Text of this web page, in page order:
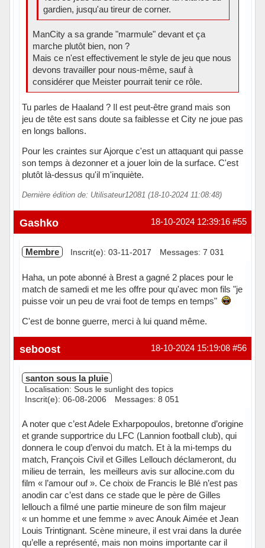
gardien, jusqu'au tireur de corner.
ManCity a sa grande "marmule" devant et ça
marche plutôt bien, non ?
Mais ce n'est effectivement le style de jeu que nous
devons travailler pour nous-même, sauf à
considérer que Meister pourrait tenir ce rôle.
Tu parles de Haaland ? Il est peut-être grand mais son
jeu de tête est sans doute sa faiblesse et City ne joue pas
en longs ballons.
Pour les craintes sur Ajorque c'est un attaquant qui passe
son temps à dezonner et a jouer loin de la surface. C'est
plutôt là-dessus qu'il m'inquiète.
Dernière édition de: Utilisateur12081 (18-10-2024 11:08:48)
#55
18-10-2024 12:39:16
Gashko
Membre Inscrit(e): 03-11-2017 Messages: 7 031
Haha, un pote abonné à Brest a gagné 2 places pour le
match de samedi et me les offre pour qu'avec mon fils "je
puisse voir un peu de vrai foot de temps en temps"
C'est de bonne guerre, merci à lui quand même.
En ligne #56
18-10-2024 15:19:08
seboost
santon sous la pluie
Localisation: Sous le sunlight des topics
Inscrit(e): 06-08-2006
Messages: 8 051
A noter que c’est Adele Exharpopoulos, bretonne d’origine
et grande supportrice du LFC (Lannion football club), qui
donnera le coup d’envoi du match. Et à la mi-temps du
match, François Civil et Gilles Lellouch déclameront, du
milieu de terrain, les meilleurs avis sur allocine.com du
film « l’amour ouf ». Ce choix de Francis le Blé n’est pas
anodin car c’est dans ce stade que le père de Gilles
lellouch a filmé une partie mineure de son film majeur
« un homme et une femme » avec Anouk Aimée et Jean
Louis Trintignant. Scène mineure, il est vrai dans la durée
qu’elle a représenté, mais non moins importante car il